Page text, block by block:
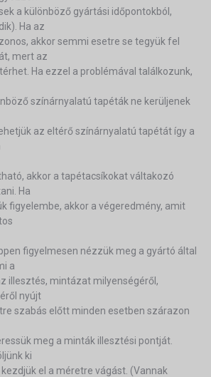
a különböző gyártási időpontokból,
Ha az
akkor semmi esetre se tegyük fel
mert az
Ha ezzel a problémával találkozunk,
színárnyalatú tapéták ne kerüljenek
az eltérő színárnyalatú tapétát így a
akkor a tapétacsíkokat váltakozó
Ha
figyelembe, akkor a végeredmény, amit
figyelmesen nézzük meg a gyártó által
a
illesztés, mintázat milyenségéről,
nyújt
szabás előtt minden esetben szárazon
meg a minták illesztési pontját.
ki
el a méretre vágást. (Vannak